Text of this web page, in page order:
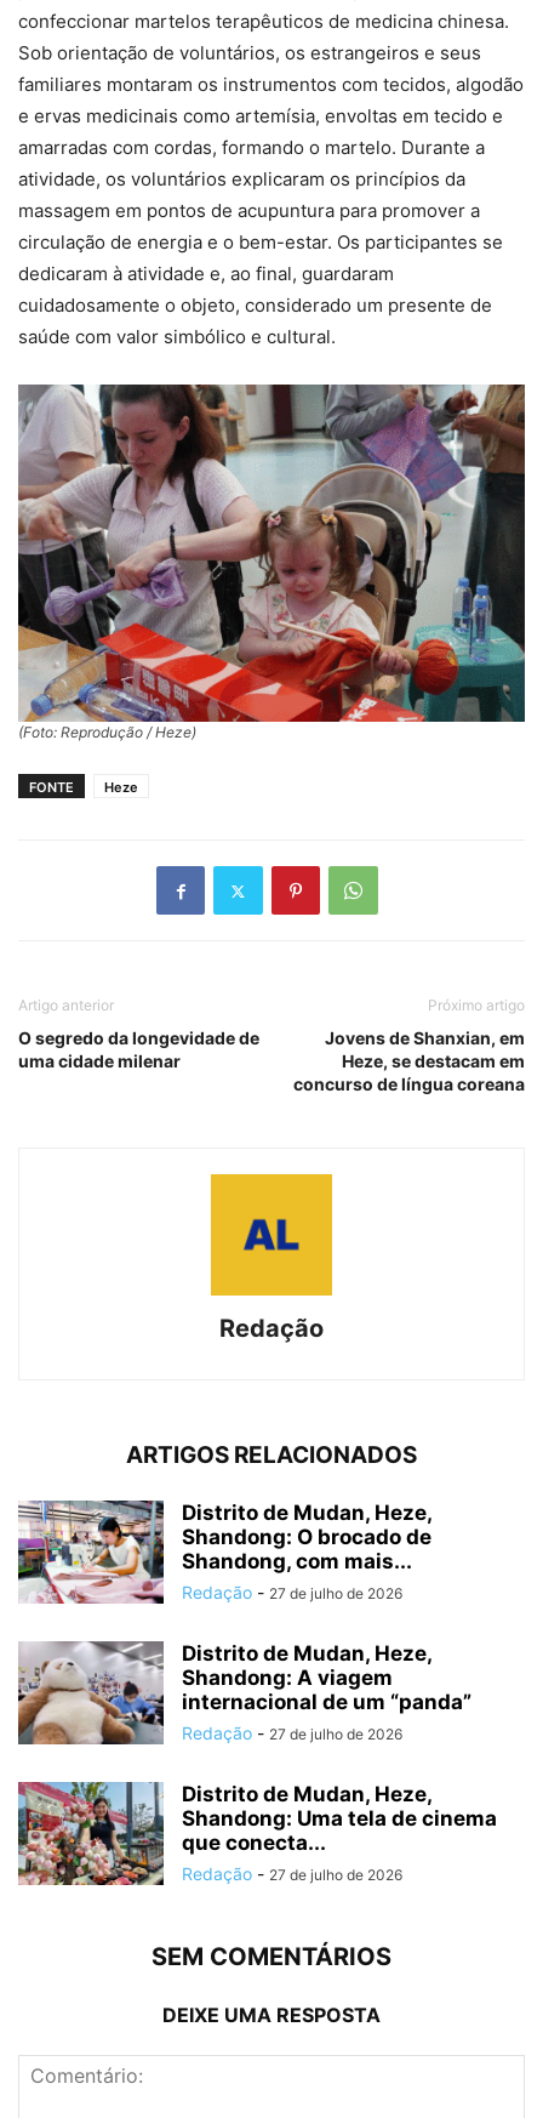
confeccionar martelos terapêuticos de medicina chinesa.
Sob orientação de voluntários, os estrangeiros e seus
familiares montaram os instrumentos com tecidos, algodão
e ervas medicinais como artemísia, envoltas em tecido e
amarradas com cordas, formando o martelo. Durante a
atividade, os voluntários explicaram os princípios da
massagem em pontos de acupuntura para promover a
circulação de energia e o bem-estar. Os participantes se
dedicaram à atividade e, ao final, guardaram
cuidadosamente o objeto, considerado um presente de
saúde com valor simbólico e cultural.
(Foto: Reprodução / Heze)
FONTE Heze
Artigo anterior
O segredo da longevidade de
uma cidade milenar
Próximo artigo
Jovens de Shanxian, em
Heze, se destacam em
concurso de língua coreana
Redação
ARTIGOS RELACIONADOS
Distrito de Mudan, Heze,
Shandong: O brocado de
Shandong, com mais...
Redação - 27 de julho de 2026
Distrito de Mudan, Heze,
Shandong: A viagem
internacional de um “panda”
Redação - 27 de julho de 2026
Distrito de Mudan, Heze,
Shandong: Uma tela de cinema
que conecta...
Redação - 27 de julho de 2026
SEM COMENTÁRIOS
DEIXE UMA RESPOSTA